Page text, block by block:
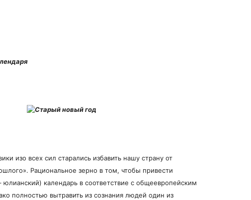
изо всех сил старались избавить нашу страну от
Рациональное зерно в том, чтобы привести
юлианский) календарь в соответствие с общеевропейским
полностью вытравить из сознания людей один из